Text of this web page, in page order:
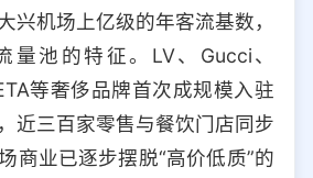
兴机场上亿级的年客流基数，
量池的特征。LV、Gucci、
等奢侈品牌首次成规模入驻
近三百家零售与餐饮门店同步
商业已逐步摆脱“高价低质”的